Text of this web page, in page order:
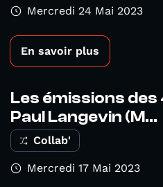
Mercredi 24 Mai 2023
En savoir plus
Les émissions des
Paul Langevin (M...
Collab'
Mercredi 17 Mai 2023